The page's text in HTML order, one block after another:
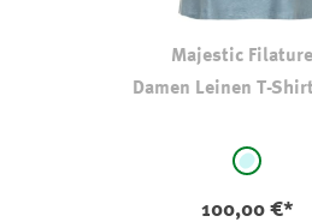
Majestic
Damen Leinen T-
auswählen
hellbleu
100,00 €*